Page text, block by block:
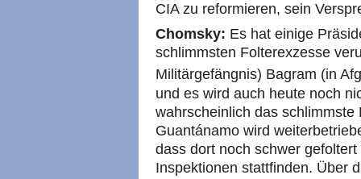
CIA zu reformieren, sein
Chomsky: Es hat einige
schlimmsten Folterexzesse
Militärgefängnis) Bagram (in
und es wird auch heute noch
wahrscheinlich das schlimmste
Guantánamo wird
dass dort noch schwer
Inspektionen stattfinden. Über